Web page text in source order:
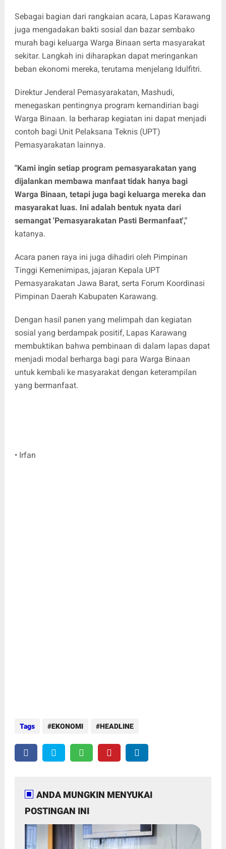
Sebagai bagian dari rangkaian acara, Lapas Karawang
juga mengadakan bakti sosial dan bazar sembako
murah bagi keluarga Warga Binaan serta masyarakat
sekitar. Langkah ini diharapkan dapat meringankan
beban ekonomi mereka, terutama menjelang Idulfitri.
Direktur Jenderal Pemasyarakatan, Mashudi,
menegaskan pentingnya program kemandirian bagi
Warga Binaan. Ia berharap kegiatan ini dapat menjadi
contoh bagi Unit Pelaksana Teknis (UPT)
Pemasyarakatan lainnya.
"Kami ingin setiap program pemasyarakatan yang
dijalankan membawa manfaat tidak hanya bagi
Warga Binaan, tetapi juga bagi keluarga mereka dan
masyarakat luas. Ini adalah bentuk nyata dari
semangat 'Pemasyarakatan Pasti Bermanfaat',"
katanya.
Acara panen raya ini juga dihadiri oleh Pimpinan
Tinggi Kemenimipas, jajaran Kepala UPT
Pemasyarakatan Jawa Barat, serta Forum Koordinasi
Pimpinan Daerah Kabupaten Karawang.
Dengan hasil panen yang melimpah dan kegiatan
sosial yang berdampak positif, Lapas Karawang
membuktikan bahwa pembinaan di dalam lapas dapat
menjadi modal berharga bagi para Warga Binaan
untuk kembali ke masyarakat dengan keterampilan
yang bermanfaat.
• Irfan
Tags EKONOMI HEADLINE
ANDA MUNGKIN MENYUKAI
POSTINGAN INI